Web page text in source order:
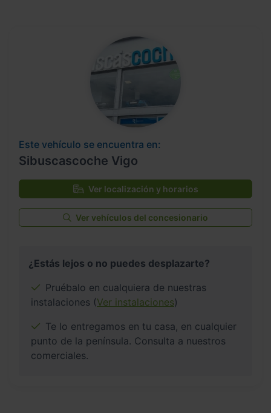
Este vehículo se encuentra en:
Sibuscascoche Vigo
Ver localización y horarios
Ver vehículos del concesionario
¿Estás lejos o no puedes desplazarte?
Pruébalo en cualquiera de nuestras
instalaciones (Ver instalaciones)
Te lo entregamos en tu casa, en cualquier
punto de la península. Consulta a nuestros
comerciales.